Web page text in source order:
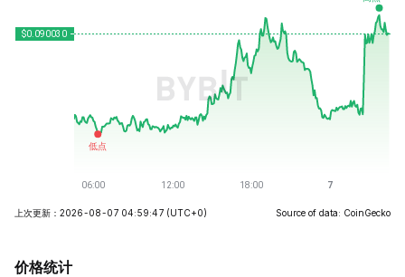
上次更新：2026-08-07 04:59:47 (UTC+0) Source of data: CoinGecko
价格统计